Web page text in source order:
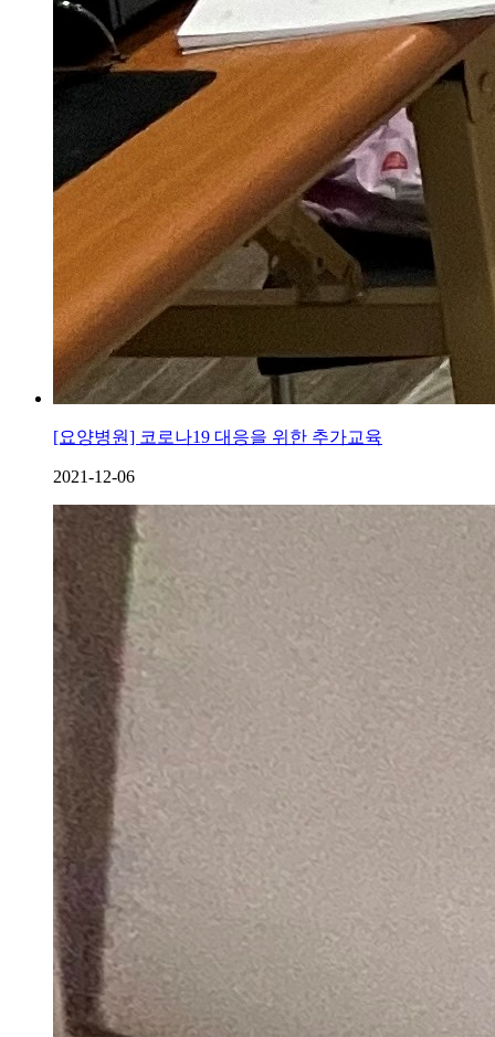
[요양병원] 코로나19 대응을 위한 추가교육
2021-12-06